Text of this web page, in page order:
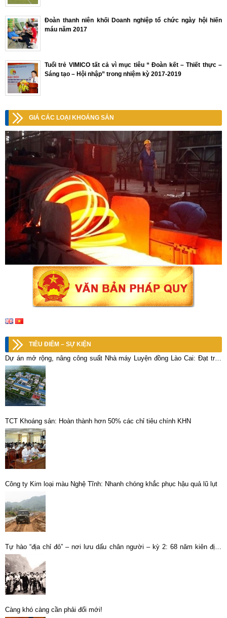
Đoàn thanh niên khối Doanh nghiệp tổ chức ngày hội hiến
máu năm 2017
Tuổi trẻ VIMICO tất cả vì mục tiêu “ Đoàn kết – Thiết thực –
Sáng tạo – Hội nhập” trong nhiệm kỳ 2017-2019
GIÁ CÁC LOẠI KHOÁNG SẢN
TIÊU ĐIỂM – SỰ KIỆN
Dự án mở rộng, nâng công suất Nhà máy Luyện đồng Lào Cai: Đạt trên
70% khối lượng các hạng mục
TCT Khoáng sản: Hoàn thành hơn 50% các chỉ tiêu chính KHN
Công ty Kim loại màu Nghệ Tĩnh: Nhanh chóng khắc phục hậu quả lũ lụt
Tự hào “địa chỉ đỏ” – nơi lưu dấu chân người – kỳ 2: 68 năm kiên định
một con đường
Càng khó càng cần phải đổi mới!